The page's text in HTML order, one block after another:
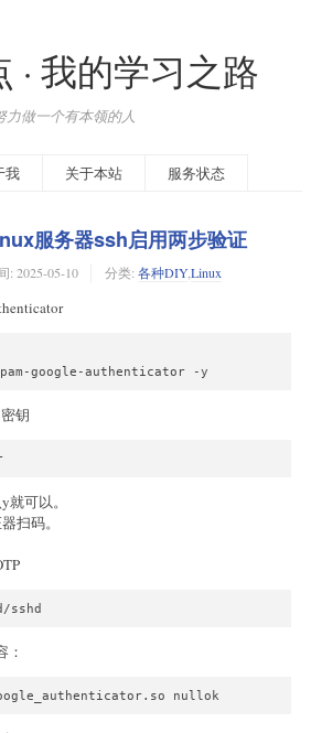
· 我的学习之路
力做一个有本领的人
我 关于本站 服务状态
服务器ssh启用两步验证
: 2025-05-10 分类: 各种DIY,Linux
google-authenticator -y
钥
可以。
扫码。
sshd
：
nullok